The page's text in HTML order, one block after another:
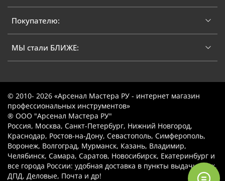
Покупателю:
МЫ стали БЛИЖЕ:
© 2010- 2026 «Арсенал Мастера РУ - интернет магазин
профессиональных инструментов»
® ООО "Арсенал Мастера РУ"
Россия, Москва, Санкт-Петербург, Нижний Новгород,
Краснодар, Ростов-на-Дону, Севастополь, Симферополь,
Воронеж, Волгоград, Мурманск, Казань, Владимир,
Челябинск, Самара, Саратов, Новосибирск, Екатеринбург и
все города России: удобная доставка в пункты выдачи Сдэк,
ДПД, Деловые, Почта и др!